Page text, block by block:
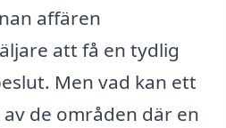
affären
att få en tydlig
Men vad kan ett
de områden där en